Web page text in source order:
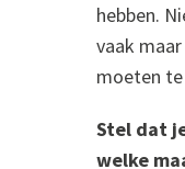
hebben.
vaak
moeten
Stel dat
welke